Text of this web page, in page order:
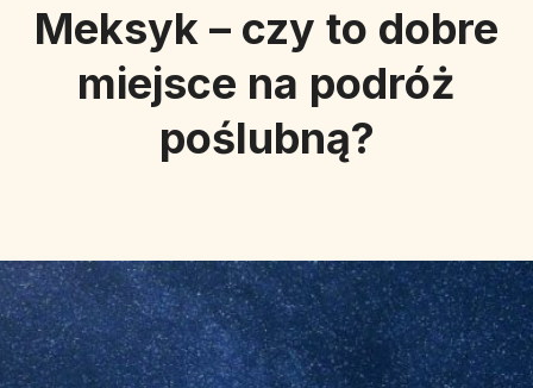
Meksyk – czy to dobre
miejsce na podróż
poślubną?